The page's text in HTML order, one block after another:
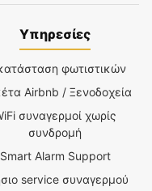
Υπηρεσίες
φωτιστικών
Airbnb / Ξενοδοχεία
συναγερμοί χωρίς
συνδρομή
Smart Alarm Support
service συναγερμού